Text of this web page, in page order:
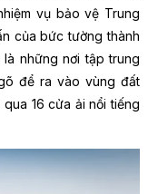
vụ bảo vệ Trung
của bức tường thành
những nơi tập trung
để ra vào vùng đất
16 cửa ải nổi tiếng